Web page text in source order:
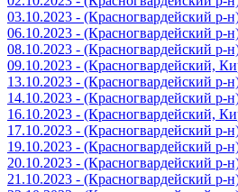
03.10.2023 - (Красногвардейский р-
06.10.2023 - (Красногвардейский р-
08.10.2023 - (Красногвардейский р-
09.10.2023 - (Красногвардейский,
13.10.2023 - (Красногвардейский
14.10.2023 - (Красногвардейский
16.10.2023 - (Красногвардейский,
17.10.2023 - (Красногвардейский
19.10.2023 - (Красногвардейский
20.10.2023 - (Красногвардейский
21.10.2023 - (Красногвардейский